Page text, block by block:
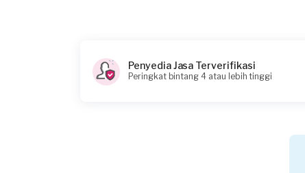
Penyedia Jasa Terverifikasi
Peringkat bintang 4 atau lebih tinggi